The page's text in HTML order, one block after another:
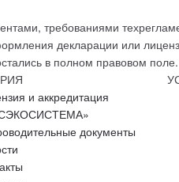
требованиями
декларации или
в полном правовом поле.
и аккредитация
документы